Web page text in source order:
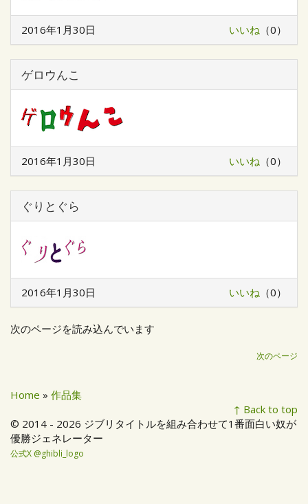
2016年1月30日 （0）
いいね
ゲロウんこ
2016年1月30日 （0）
いいね
ぐりとぐら
2016年1月30日 （0）
いいね
次のページを読み込んでいます
次のページ
Home » 作品集
↑ Back to top
© 2014 - 2026 ジブリタイトルを組み合わせて1番面白い奴が
優勝ジェネレーター
公式X @ghibli_logo